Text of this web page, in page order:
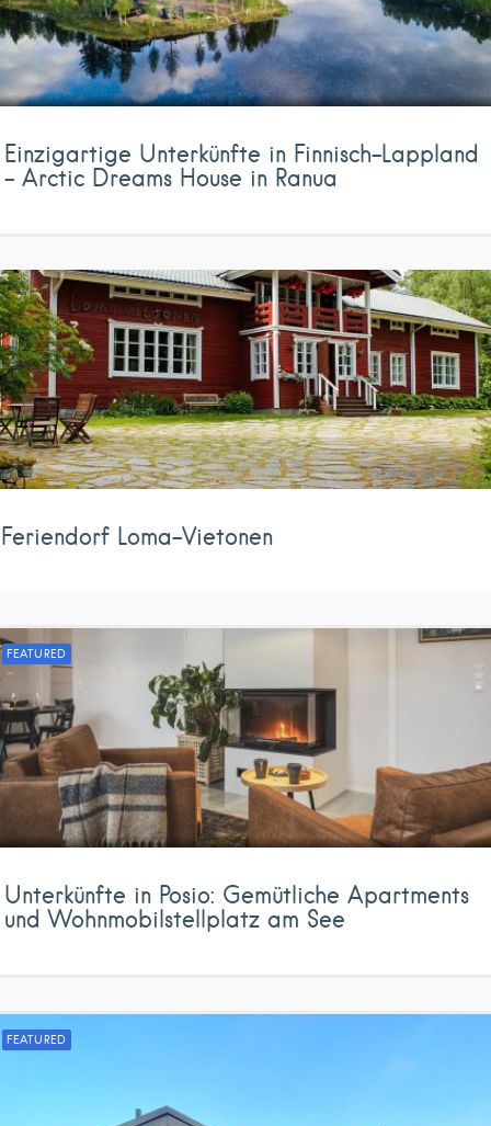
Einzigartige Unterkünfte in Finnisch-Lappland
– Arctic Dreams House in Ranua
Feriendorf Loma-Vietonen
FEATURED
Unterkünfte in Posio: Gemütliche Apartments
und Wohnmobilstellplatz am See
FEATURED